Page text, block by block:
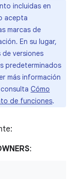
incluidas en
acepta
marcas de
En su lugar,
versiones
predeterminados
más información
Cómo
de funciones.
: